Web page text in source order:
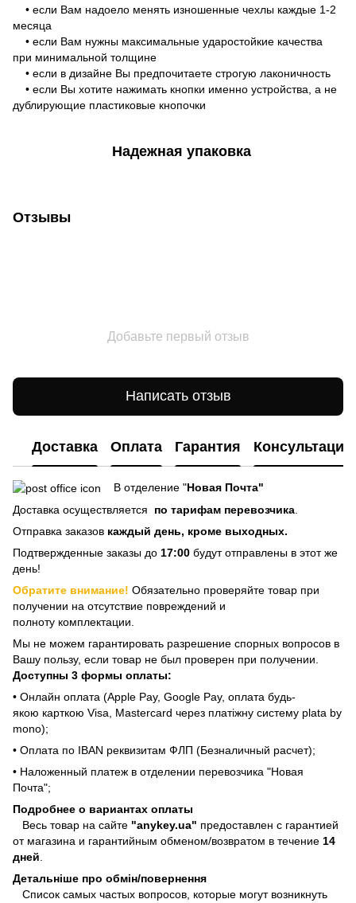
• если Вам надоело менять изношенные чехлы каждые 1-2
месяца
• если Вам нужны максимальные ударостойкие качества
при минимальной толщине
• если в дизайне Вы предпочитаете строгую лаконичность
• если Вы хотите нажимать кнопки именно устройства, а не
дублирующие пластиковые кнопочки
Надежная упаковка
Отзывы
Добавьте первый отзыв
Написать отзыв
Доставка Оплата Гарантия Консультация
В отделение "Новая Почта"
Доставка осуществляется
по тарифам перевозчика
Отправка заказов каждый день, кроме выходных.
Подтвержденные заказы до 17:00 будут отправлены в этот же
день!
Обратите внимание! Обязательно проверяйте товар при
получении на отсутствие повреждений и
полноту комплектации.
Мы не можем гарантировать разрешение спорных вопросов в
Вашу пользу, если товар не был проверен при получении.
Доступны 3 формы оплаты:
• Онлайн оплата (Apple Pay, Google Pay, оплата будь-
якою карткою Visa, Mastercard через платіжну систему plata by
mono);
• Оплата по IBAN реквизитам ФЛП (Безналичный расчет);
• Наложенный платеж в отделении перевозчика "Новая
Почта";
Подробнее о вариантах оплаты
Весь товар на сайте "anykey.ua" предоставлен с гарантией
от магазина и гарантийным обменом/возвратом в течение 14
дней
Детальніше про обмін/повернення
Список самых частых вопросов, которые могут возникнуть